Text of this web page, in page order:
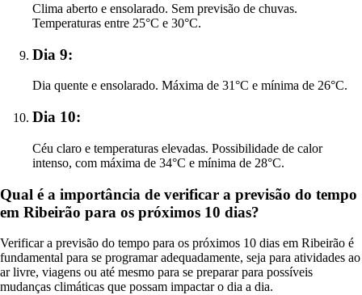
Clima aberto e ensolarado. Sem previsão de chuvas.
Temperaturas entre 25°C e 30°C.
Dia 9:
Dia quente e ensolarado. Máxima de 31°C e mínima de 26°C.
Dia 10:
Céu claro e temperaturas elevadas. Possibilidade de calor
intenso, com máxima de 34°C e mínima de 28°C.
Qual é a importância de verificar a previsão do tempo
em Ribeirão para os próximos 10 dias?
Verificar a previsão do tempo para os próximos 10 dias em Ribeirão é
fundamental para se programar adequadamente, seja para atividades ao
ar livre, viagens ou até mesmo para se preparar para possíveis
mudanças climáticas que possam impactar o dia a dia.